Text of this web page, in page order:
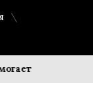
сохранить